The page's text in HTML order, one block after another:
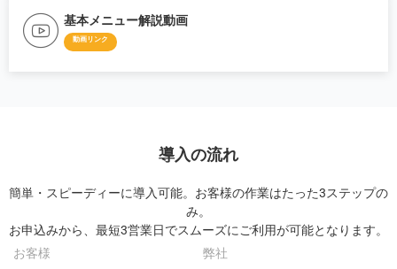
基本メニュー解説動画
動画リンク
導入の流れ
簡単・スピーディーに導入可能。お客様の作業はたった3ステップの
み。
お申込みから、最短3営業日でスムーズにご利用が可能となります。
お客様
弊社